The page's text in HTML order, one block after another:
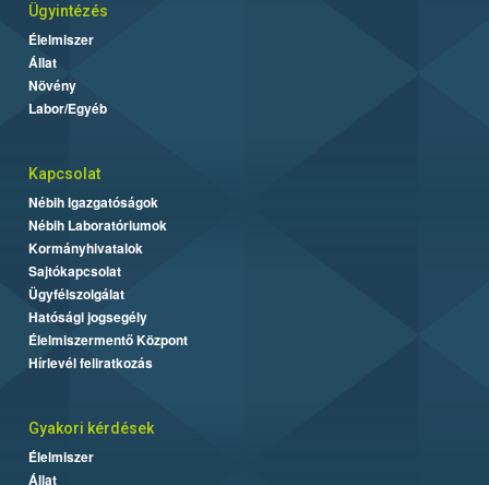
Ügyintézés
Élelmiszer
Állat
Növény
Labor/Egyéb
Kapcsolat
Nébih Igazgatóságok
Nébih Laboratóriumok
Kormányhivatalok
Sajtókapcsolat
Ügyfélszolgálat
Hatósági jogsegély
Élelmiszermentő Központ
Hírlevél feliratkozás
Gyakori kérdések
Élelmiszer
Állat